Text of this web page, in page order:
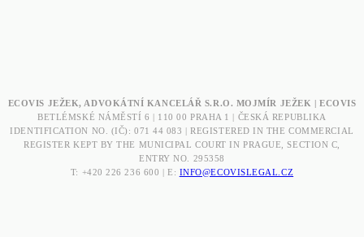
ECOVIS JEŽEK, ADVOKÁTNÍ KANCELÁŘ S.R.O. MOJMÍR JEŽEK | ECOVIS
BETLÉMSKÉ NÁMĚSTÍ 6 | 110 00 PRAHA 1 | ČESKÁ REPUBLIKA
IDENTIFICATION NO. (IČ): 071 44 083 | REGISTERED IN THE COMMERCIAL
REGISTER KEPT BY THE MUNICIPAL COURT IN PRAGUE, SECTION C,
ENTRY NO. 295358
T: +420 226 236 600 | E: INFO@ECOVISLEGAL.CZ